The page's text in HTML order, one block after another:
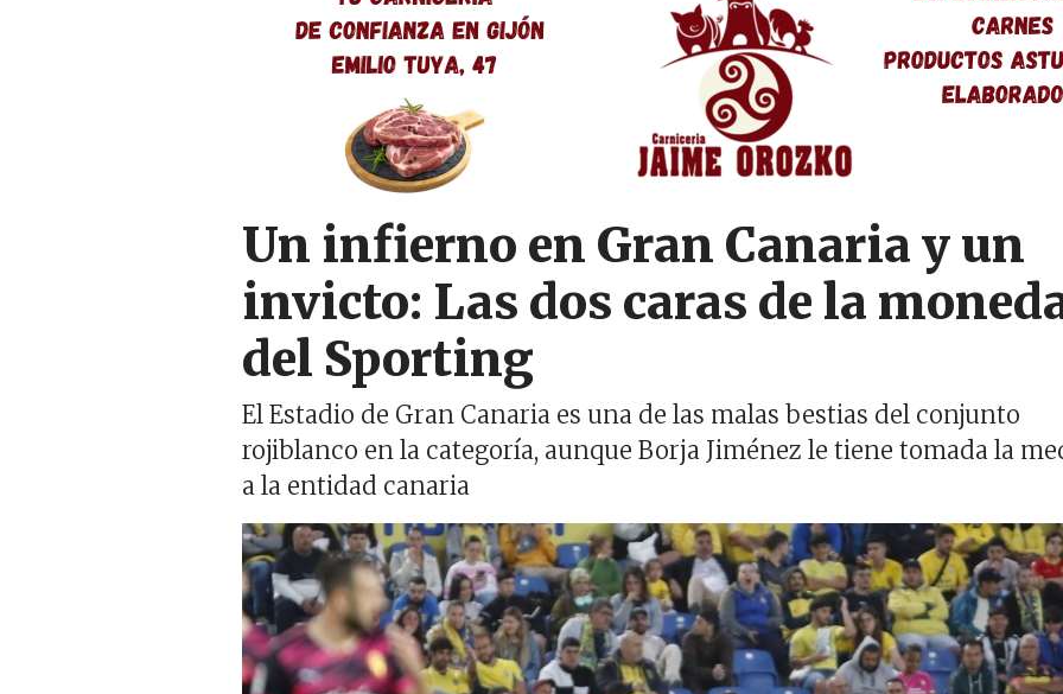
Un infierno en Gran Canaria y un
invicto: Las dos caras de la
del Sporting
El Estadio de Gran Canaria es una de las malas bestias del conjunto
rojiblanco en la categoría, aunque Borja Jiménez le tiene tomada la
a la entidad canaria
Imagen